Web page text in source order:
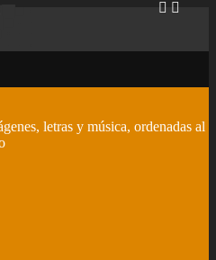
letras y música, ordenadas al